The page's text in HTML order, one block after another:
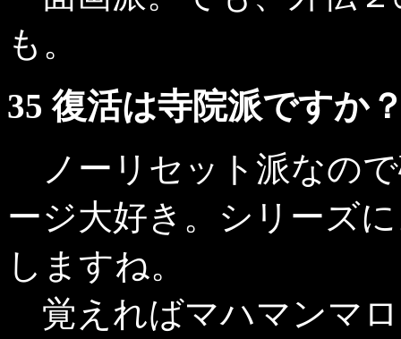
も。
35 復活は寺院派ですか
ノーリセット派なの
ージ大好き。シリーズ
しますね。
覚えればマハマンマ